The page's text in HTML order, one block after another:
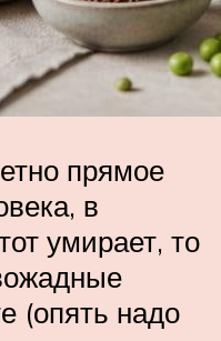
прямое
в
умирает, то
(опять надо